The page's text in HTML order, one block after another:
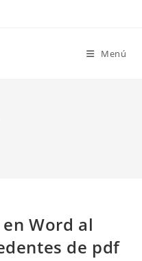
Menú
Word al
de pdf